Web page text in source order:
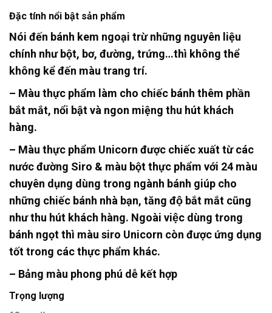
Đặc tính nổi bật sản phẩm
Nói đến bánh kem ngoại trừ những nguyên liệu
chính như bột, bơ, đường, trứng…thì không thể
không kể đến màu trang trí.
– Màu thực phẩm làm cho chiếc bánh thêm phần
bắt mắt, nổi bật và ngon miệng thu hút khách
hàng.
– Màu thực phẩm Unicorn được chiếc xuất từ các
nước đường Siro & màu bột thực phẩm với 24 màu
chuyên dụng dùng trong ngành bánh giúp cho
những chiếc bánh nhà bạn, tăng độ bắt mắt cũng
như thu hút khách hàng. Ngoài việc dùng trong
bánh ngọt thì màu siro Unicorn còn được ứng dụng
tốt trong các thực phẩm khác.
– Bảng màu phong phú dễ kết hợp
Trọng lượng